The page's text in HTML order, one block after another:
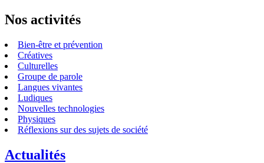
Nos activités
Bien-être et prévention
Créatives
Culturelles
Groupe de parole
Langues vivantes
Ludiques
Nouvelles technologies
Physiques
Réflexions sur des sujets de société
Actualités